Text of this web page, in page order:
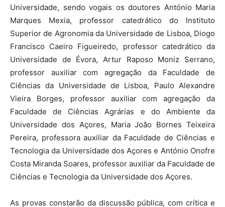
Universidade, sendo vogais os doutores António Maria
Marques Mexia, professor catedrático do Instituto
Superior de Agronomia da Universidade de Lisboa, Diogo
Francisco Caeiro Figueiredo, professor catedrático da
Universidade de Évora, Artur Raposo Moniz Serrano,
professor auxiliar com agregação da Faculdade de
Ciências da Universidade de Lisboa, Paulo Alexandre
Vieira Borges, professor auxiliar com agregação da
Faculdade de Ciências Agrárias e do Ambiente da
Universidade dos Açores, Maria João Bornes Teixeira
Pereira, professora auxiliar da Faculdade de Ciências e
Tecnologia da Universidade dos Açores e António Onofre
Costa Miranda Soares, professor auxiliar da Faculdade de
Ciências e Tecnologia da Universidade dos Açores.
As provas constarão da discussão pública, com crítica e